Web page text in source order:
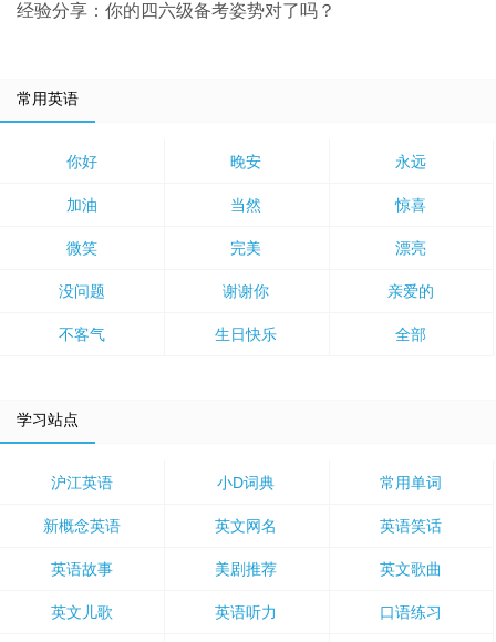
经验分享：你的四六级备考姿势对了吗？
常用英语
你好 晚安 永远
加油 当然 惊喜
微笑 完美 漂亮
没问题 谢谢你 亲爱的
不客气 生日快乐 全部
学习站点
沪江英语 小D词典 常用单词
新概念英语 英文网名 英语笑话
英语故事 美剧推荐 英文歌曲
英文儿歌 英语听力 口语练习